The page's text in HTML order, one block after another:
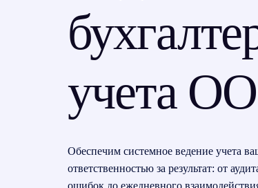
учета
Обеспечим системное ведение учета
ответственностью за результат: от
ошибок до ежедневного